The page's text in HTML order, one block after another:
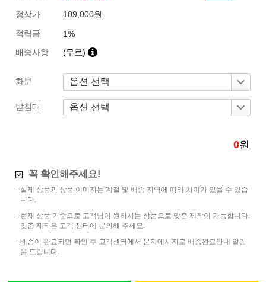
정상가
109,000원
적립금
1%
배송사항
(무료)
화분
받침대
0원
꼭 확인해주세요!
실제 상품과 상품 이미지는 계절 및 배송 지역에 따라 차이가 있을 수 있습
니다.
현재 상품 기준으로 고객님이 원하시는 상품으로 맞춤 제작이 가능합니다.
맞춤 제작은 고객 센터에 문의해 주세요.
배송이 완료되면 확인 후 고객센터에서 문자메시지로 배송완료안내 알림
을 드립니다.